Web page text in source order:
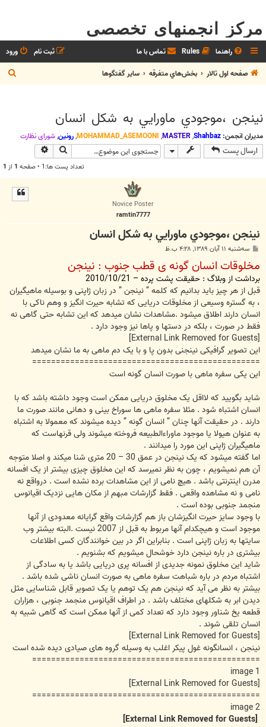
مرکز انجمنهای تخصصی
راهنما Rules تماس با ما ورود
ثبت نام
صفحه اول تالار
بخش‌‌هاي متفرقه ساير گفتگوها
س
نینجن ،موجودي ماورايي به شكل انسان
مدیران انجمن: Shahbaz
,
MASTER
,
MOHAMMAD_ASEMOONI
,رونین,شوراي نظارت
ارسال پست جستجو
تعداد پست ها:1 • صفحه 1 از 1
Novice Poster
ramtin7777
نینجن ،موجودي ماورايي به شكل انسان
ت
سه‌شنبه ۱۱ آبان ۱۳۸۹, ۴:۲۸ ب.ظ
مخلوقات انسان گونه ی قطب جنوب : نینجن
برداشت از وبلاگ : حقیقت پشت پرده – 2010/10/21
قبل از هر چیز باید بدانیم که کلمه ” نینجن ” در زبان ژاپنی و بوسیله ماهیگیران
، به گستره وسیعی از مخلوقات دریایی که تشابه حیرت انگیز و وهم ناکی با
انسان دارند اطلاق میشود .مشاهدات نشان میدهد که این تشابه حتی گاهی نه
فقط در صورت ، بلکه در دستها و پاها نیز وجود دارد .
[External Link Removed for Guests]
این تصویر گرافیکی نینجنی بدون پا و با یک دم ماهی به ما نشان میدهد
================================================
این یکی سفره ماهی با صورت انسان گونه است
شاید بگویید که لااقل یک مخلوق دریایی ممکن است وجود داشته باشد که با
انسان اشتباه شود . مثلا سفره ماهی ها سوراخ بینی و دهانی مانند صورت ما
دارند . در حقیقت آنها چنان ” انسان گونه ” دیده میشوند که معمولا به اشتباه
به عنوان هیولا یا موجود ماوراءالطبیعه فروخته میشوند ولی قرنهاست که
ماهیگیران ژاپنی این مورد را میدانند .
اما گفته میشود که یک نینجن در عمق 30 – 20 متری شنا میکند و اصلا متوجه
آن هم نمیشویم ، چون به نظر نمیرسد که این مخلوق چیزی بیشتر از یک افسانه
مدرن اینترنتی باشد . هیچ نامی از این مشاهدات برده نشده است . درواقع نه
نامی و نه مشاهده واقعی . فقط گزارشات مبهم از مکان هایی نزدیک اقیانوس
منجمد جنوبی بوده است .
با وجود سایز حیرت انگیزشان باز هم گزارشات واقع گرایانه معدودی از آنها
موجود است و هیچکدام آنها مربوط به قبل از 2007 نیست .البته بیشتر وب
سایتها به زبان ژاپنی است . بنابراین اگر در بین خوانندگان کسی اطلاعات
بیشتری در باره نینجن دارد خوشحال میشویم که بشنویم .
شاید این مخلوق نمونه جدیدی از افسانه پری دریایی باشد یا به سادگی از
اشتباه مردم در باره شباهت سفره ماهی به صورت انسان ناشی شده باشد .
بیشتر به نظر می آید که نینجن هم یک توهم یا یک تصویر قابل شناسایی مثل
دیدن ابر به شکلهای مختلف باشد . در اطراف اقیانوس منجمد جنوبی ، هزاران
قطعه یخ شناور وجود دارد که تعداد کمی از آنها ممکن است که گاهی شبیه به
انسان تلقی شوند .
[External Link Removed for Guests]
نینجن ، انسانگونه غول پیکر اغلب به وسیله گروه های صیادی دیده شده است
================================================
image 1
[External Link Removed for Guests]
================================================
image 2
[External Link Removed for Guests]